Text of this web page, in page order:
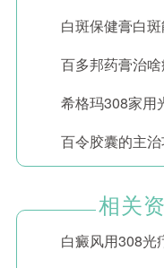
白斑保健膏白
百多邦药膏治
希格玛308家用
百令胶囊的主
相关
白癜风用308光